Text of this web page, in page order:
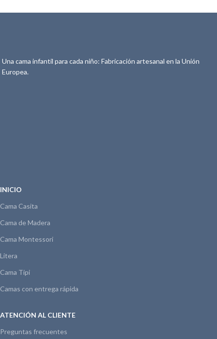
Una cama infantil para cada niño: Fabricación artesanal en la Unión
Europea.
INICIO
Cama Casita
Cama de Madera
Cama Montessori
Litera
Cama Tipi
Camas con entrega rápida
ATENCIÓN AL CLIENTE
Preguntas frecuentes